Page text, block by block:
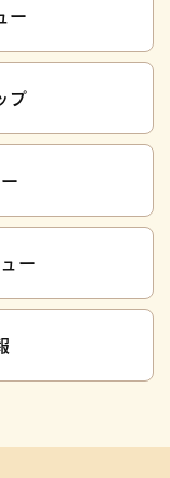
ー
プ
ー